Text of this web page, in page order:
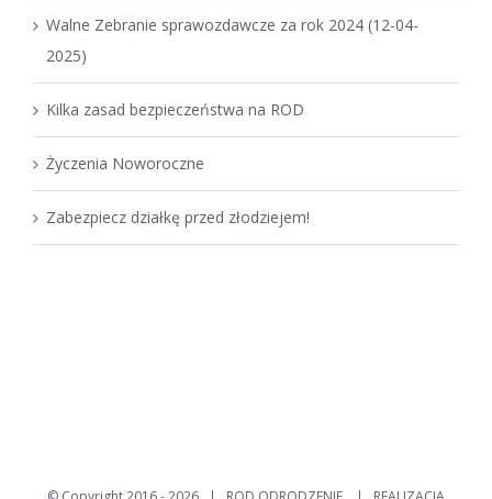
Walne Zebranie sprawozdawcze za rok 2024 (12-04-
2025)
Kilka zasad bezpieczeństwa na ROD
Życzenia Noworoczne
Zabezpiecz działkę przed złodziejem!